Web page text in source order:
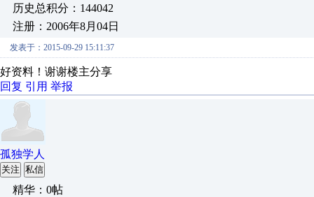
历史总积分：144042
注册：2006年8月04日
发表于：2015-09-29 15:11:37
好资料！谢谢楼主分享
回复 引用 举报
孤独学人
关注 私信
精华：0帖